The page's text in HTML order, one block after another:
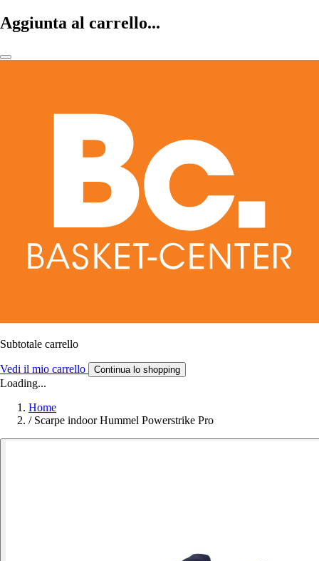
Aggiunta al carrello...
Subtotale carrello
Vedi il mio carrello Continua lo shopping
Loading...
Home
/ Scarpe indoor Hummel Powerstrike Pro